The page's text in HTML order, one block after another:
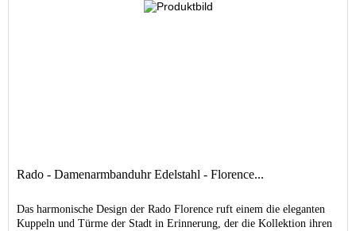
Rado - Damenarmbanduhr Edelstahl - Florence...
Das harmonische Design der Rado Florence ruft einem die eleganten
Kuppeln und Türme der Stadt in Erinnerung, der die Kollektion ihren